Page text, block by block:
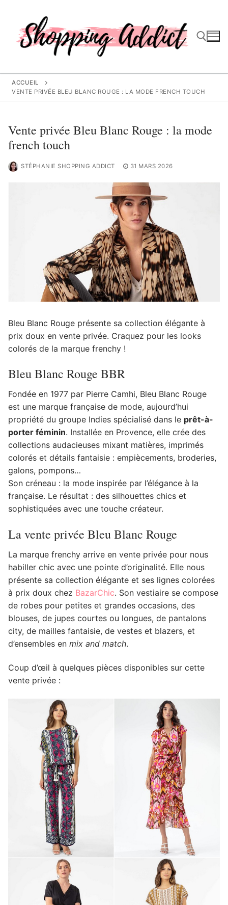
contenu
ACCUEIL
VENTE PRIVÉE BLEU BLANC ROUGE : LA MODE FRENCH TOUCH
Vente privée Bleu Blanc Rouge : la mode
french touch
STÉPHANIE SHOPPING ADDICT 31 MARS 2026
Bleu Blanc Rouge présente sa collection élégante à
prix doux en vente privée. Craquez pour les looks
colorés de la marque frenchy !
Bleu Blanc Rouge BBR
Fondée en 1977 par Pierre Camhi, Bleu Blanc Rouge
est une marque française de mode, aujourd’hui
propriété du groupe Indies spécialisé dans le prêt-à-
porter féminin. Installée en Provence, elle crée des
collections audacieuses mixant matières, imprimés
colorés et détails fantaisie : empiècements, broderies,
galons, pompons…
Son créneau : la mode inspirée par l’élégance à la
française. Le résultat : des silhouettes chics et
sophistiquées avec une touche créateur.
La vente privée Bleu Blanc Rouge
La marque frenchy arrive en vente privée pour nous
habiller chic avec une pointe d’originalité. Elle nous
présente sa collection élégante et ses lignes colorées
à prix doux chez BazarChic. Son vestiaire se compose
de robes pour petites et grandes occasions, des
blouses, de jupes courtes ou longues, de pantalons
city, de mailles fantaisie, de vestes et blazers, et
d’ensembles en mix and match.
Coup d’œil à quelques pièces disponibles sur cette
vente privée :